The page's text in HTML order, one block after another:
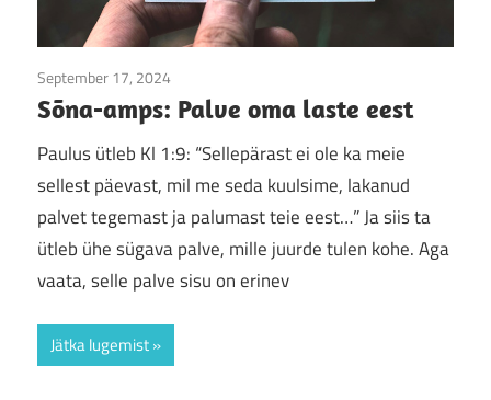
September 17, 2024
Sõna-amps: Palve oma laste eest
Paulus ütleb Kl 1:9: “Sellepärast ei ole ka meie
sellest päevast, mil me seda kuulsime, lakanud
palvet tegemast ja palumast teie eest…” Ja siis ta
ütleb ühe sügava palve, mille juurde tulen kohe. Aga
vaata, selle palve sisu on erinev
Jätka lugemist